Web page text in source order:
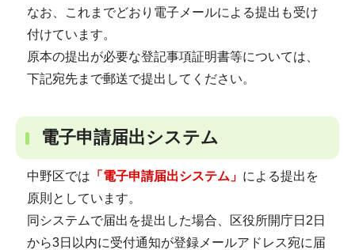
なお、これまでどおり電子メールによる提出も受け
付けています。
原本の提出が必要な登記事項証明書等については、
下記宛先まで郵送で提出してください。
電子申請届出システム
中野区では 「電子申請届出システム」 による提出を
原則としています。
同システムで届出を提出した場合、区役所開庁日2日
から3日以内に受付通知が登録メールアドレス宛に届